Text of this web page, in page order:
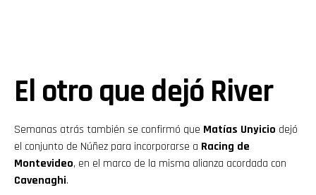
El otro que dejó River
Semanas atrás también se confirmó que Matías Unyicio dejó
el conjunto de Núñez para incorporarse a Racing de
Montevideo, en el marco de la misma alianza acordada con
Cavenaghi.